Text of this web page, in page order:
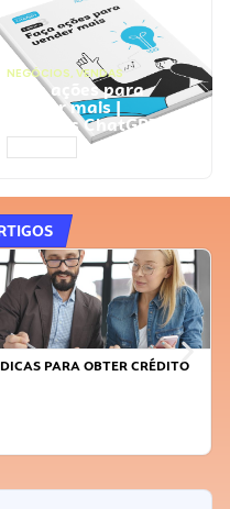
NEGÓCIOS, VENDAS
Faça ações para
vender mais |
Prompts ChatGPT
FAÇA A DIFERENÇA: SEJA